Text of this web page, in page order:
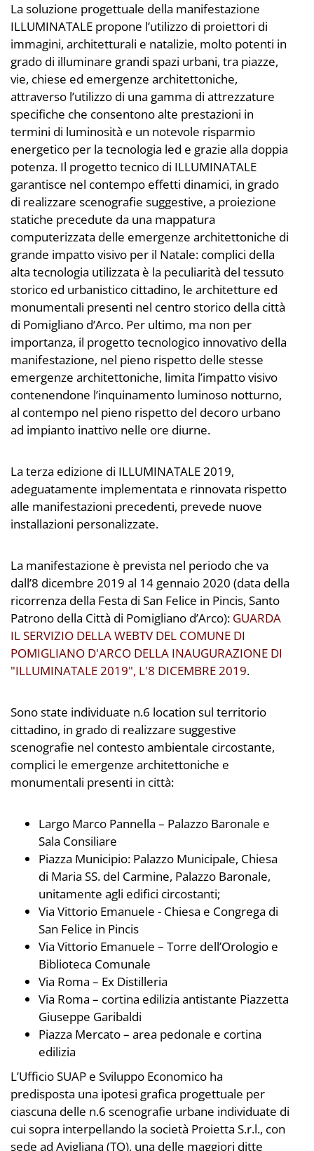
La soluzione progettuale della manifestazione
ILLUMINATALE propone l’utilizzo di proiettori di
immagini, architetturali e natalizie, molto potenti in
grado di illuminare grandi spazi urbani, tra piazze,
vie, chiese ed emergenze architettoniche,
attraverso l’utilizzo di una gamma di attrezzature
specifiche che consentono alte prestazioni in
termini di luminosità e un notevole risparmio
energetico per la tecnologia led e grazie alla doppia
potenza. Il progetto tecnico di ILLUMINATALE
garantisce nel contempo effetti dinamici, in grado
di realizzare scenografie suggestive, a proiezione
statiche precedute da una mappatura
computerizzata delle emergenze architettoniche di
grande impatto visivo per il Natale: complici della
alta tecnologia utilizzata è la peculiarità del tessuto
storico ed urbanistico cittadino, le architetture ed
monumentali presenti nel centro storico della città
di Pomigliano d’Arco. Per ultimo, ma non per
importanza, il progetto tecnologico innovativo della
manifestazione, nel pieno rispetto delle stesse
emergenze architettoniche, limita l’impatto visivo
contenendone l’inquinamento luminoso notturno,
al contempo nel pieno rispetto del decoro urbano
ad impianto inattivo nelle ore diurne.
La terza edizione di ILLUMINATALE 2019,
adeguatamente implementata e rinnovata rispetto
alle manifestazioni precedenti, prevede nuove
installazioni personalizzate.
La manifestazione è prevista nel periodo che va
dall’8 dicembre 2019 al 14 gennaio 2020 (data della
ricorrenza della Festa di San Felice in Pincis, Santo
Patrono della Città di Pomigliano d’Arco): GUARDA
IL SERVIZIO DELLA WEBTV DEL COMUNE DI
POMIGLIANO D'ARCO DELLA INAUGURAZIONE DI
"ILLUMINATALE 2019", L'8 DICEMBRE 2019.
Sono state individuate n.6 location sul territorio
cittadino, in grado di realizzare suggestive
scenografie nel contesto ambientale circostante,
complici le emergenze architettoniche e
monumentali presenti in città:
Largo Marco Pannella – Palazzo Baronale e
Sala Consiliare
Piazza Municipio: Palazzo Municipale, Chiesa
di Maria SS. del Carmine, Palazzo Baronale,
unitamente agli edifici circostanti;
Via Vittorio Emanuele - Chiesa e Congrega di
San Felice in Pincis
Via Vittorio Emanuele – Torre dell’Orologio e
Biblioteca Comunale
Via Roma – Ex Distilleria
Via Roma – cortina edilizia antistante Piazzetta
Giuseppe Garibaldi
Piazza Mercato – area pedonale e cortina
edilizia
L’Ufficio SUAP e Sviluppo Economico ha
predisposta una ipotesi grafica progettuale per
ciascuna delle n.6 scenografie urbane individuate di
cui sopra interpellando la società Proietta S.r.l., con
sede ad Avigliana (TO), una delle maggiori ditte